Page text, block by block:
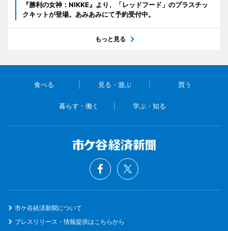
『勝利の女神：NIKKE』より、「レッドフード」のプラスチッ
クキットが登場。あみあみにて予約受付中。
もっと見る
食べる 見る・遊ぶ 買う
暮らす・働く 学ぶ・知る
市ケ谷経済新聞について
プレスリリース・情報提供はこちらから